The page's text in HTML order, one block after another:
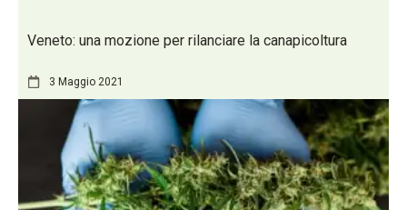
Veneto: una mozione per rilanciare la canapicoltura
3 Maggio 2021